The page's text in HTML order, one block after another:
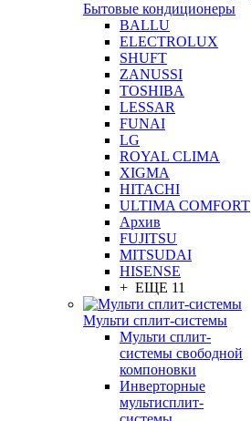
Бытовые кондиционеры
BALLU
ELECTROLUX
SHUFT
ZANUSSI
TOSHIBA
LESSAR
FUNAI
LG
ROYAL CLIMA
XIGMA
HITACHI
ULTIMA COMFORT
Архив
FUJITSU
MITSUDAI
HISENSE
+ ЕЩЕ 11
Мульти сплит-системы
Мульти сплит-
системы свободной
компоновки
Инверторные
мультисплит-